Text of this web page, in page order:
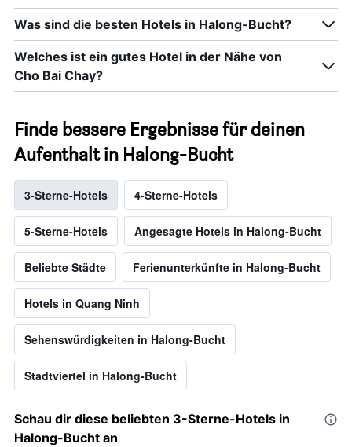
Was sind die besten Hotels in Halong-Bucht?
Welches ist ein gutes Hotel in der Nähe von
Cho Bai Chay?
Finde bessere Ergebnisse für deinen
Aufenthalt in Halong-Bucht
3-Sterne-Hotels 4-Sterne-Hotels
5-Sterne-Hotels Angesagte Hotels in Halong-Bucht
Beliebte Städte Ferienunterkünfte in Halong-Bucht
Hotels in Quang Ninh
Sehenswürdigkeiten in Halong-Bucht
Stadtviertel in Halong-Bucht
Schau dir diese beliebten 3-Sterne-Hotels in
Halong-Bucht an